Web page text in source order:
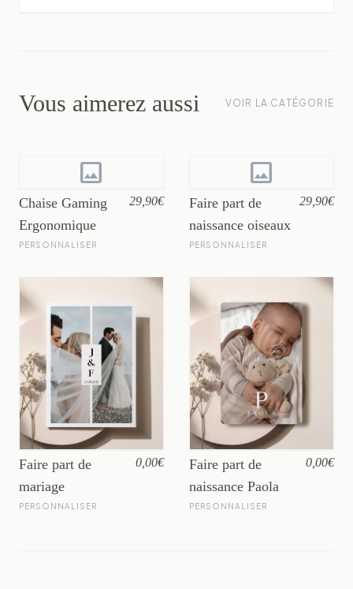
Vous aimerez aussi VOIR LA CATÉGORIE
image
Chaise Gaming
Ergonomique
PERSONNALISER
29,90€
image
Faire part de
naissance oiseaux
PERSONNALISER
29,90€
Faire part de
mariage
PERSONNALISER
0,00€
Faire part de
naissance Paola
PERSONNALISER
0,00€